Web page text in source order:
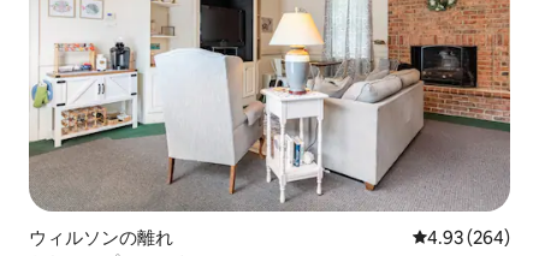
ウィルソンの離れ レビュー264
4.93 (264)